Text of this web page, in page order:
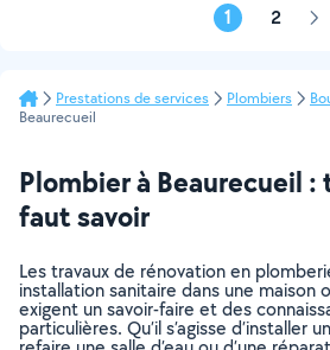
1 2
Prestations de services Plombiers
Beaurecueil
Plombier à Beaurecueil :
faut savoir
Les travaux de rénovation en
installation sanitaire dans une maison
exigent un savoir-faire et des
particulières. Qu’il s’agisse d’installer